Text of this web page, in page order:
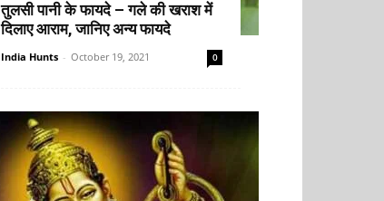
तुलसी पानी के फायदे – गले की खराश में
दिलाए आराम, जानिए अन्य फायदे
India Hunts - October 19, 2021 0